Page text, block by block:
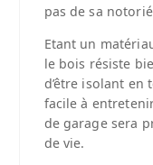
pas de sa
Etant un
le bois résiste
d’être isolant
facile à
de garage sera
de vie.